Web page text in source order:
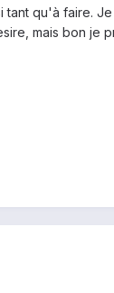
qu'à faire.
mais bon je